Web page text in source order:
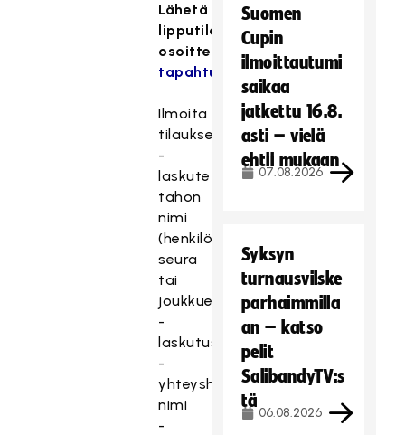
Lähetä
lipputilauksesi
osoitteeseen
tapahtumat(at)floorball.fi
Ilmoita
tilauksessasi:
-
laskutettavan
tahon
nimi
(henkilö,
seura
tai
joukkue)
-
laskutusosoite
-
yhteyshenkilön
nimi
-
Suomen
Cupin
ilmoittautumi
saikaa
jatkettu 16.8.
asti – vielä
ehtii mukaan
07.08.2026
Syksyn
turnausvilske
parhaimmilla
an – katso
pelit
SalibandyTV:s
tä
06.08.2026